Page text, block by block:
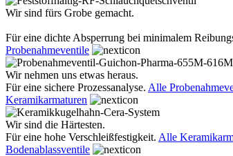
Wir sind fürs Grobe gemacht.
Für eine dichte Absperrung bei minimalem
Probenahmeventile
Wir nehmen uns etwas heraus.
Für eine sichere Prozessanalyse. Alle
Keramikarmaturen
Wir sind die Härtesten.
Für eine hohe Verschleißfestigkeit. Alle
Bodenablassventile